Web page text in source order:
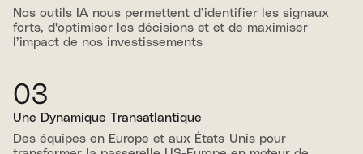
Nos outils IA nous permettent d’identifier les signaux
forts, d'optimiser les décisions et et de maximiser
l’impact de nos investissements
03
Une Dynamique Transatlantique
Des équipes en Europe et aux États-Unis pour